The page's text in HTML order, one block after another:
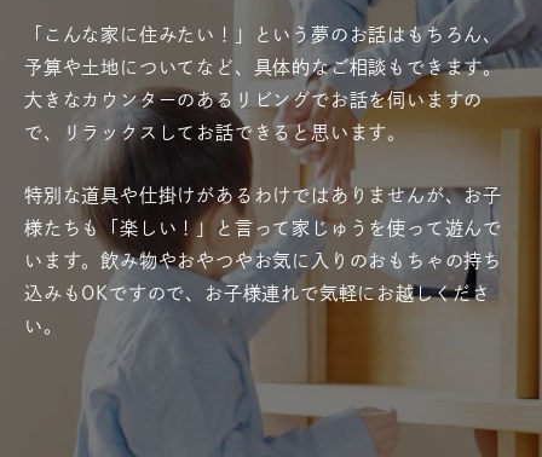
「こんな家に住みたい！」という夢のお話はもちろん、
予算や土地についてなど、具体的なご相談もできます。
大きなカウンターのあるリビングでお話を伺いますの
で、リラックスしてお話できると思います。
特別な道具や仕掛けがあるわけではありませんが、お子
様たちも「楽しい！」と言って家じゅうを使って遊んで
います。飲み物やおやつやお気に入りのおもちゃの持ち
込みもOKですので、お子様連れで気軽にお越しくださ
い。